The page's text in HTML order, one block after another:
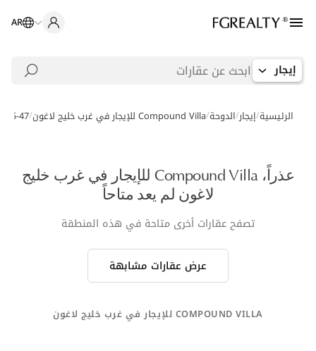
AR
إيجار
الرئيسية/إيجار/الدوحة/Compound Villa للإيجار في غرب خليج لاغون /
47
عذراً، Compound Villa للإيجار في غرب خليج
لاغون لم يعد متاحاً
تصفح عقارات أخرى متاحة في هذه المنطقة
عرض عقارات مشابهة
COMPOUND VILLA للإيجار في غرب خليج لاغون